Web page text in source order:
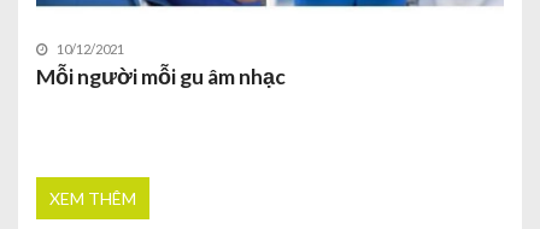
10/12/2021
Mỗi người mỗi gu âm nhạc
XEM THÊM